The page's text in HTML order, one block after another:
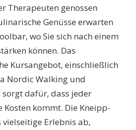
Therapeuten genossen
Genüsse erwarten
wo Sie sich nach einem
können. Das
Kursangebot, einschließlich
Nordic Walking und
dafür, dass jeder
Kosten kommt. Die Kneipp-
Erlebnis ab,